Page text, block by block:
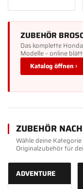
ZUBEHÖR
Das komplette
Modelle – online
Katalog öffnen ›
ZUBEHÖR
Wähle deine
Originalzubehör für
ADVENTURE